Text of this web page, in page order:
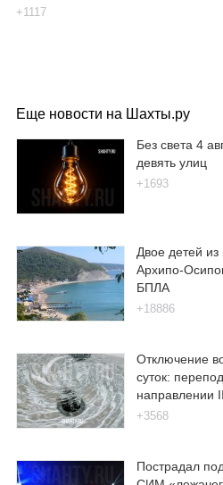
+1117
Еще новости на Шахты.ру
Без света 4
девять улиц
+1693
Двое детей из
Архипо-
БПЛА
+18886
Отключение
суток:
направлении
+3568
Пострадал